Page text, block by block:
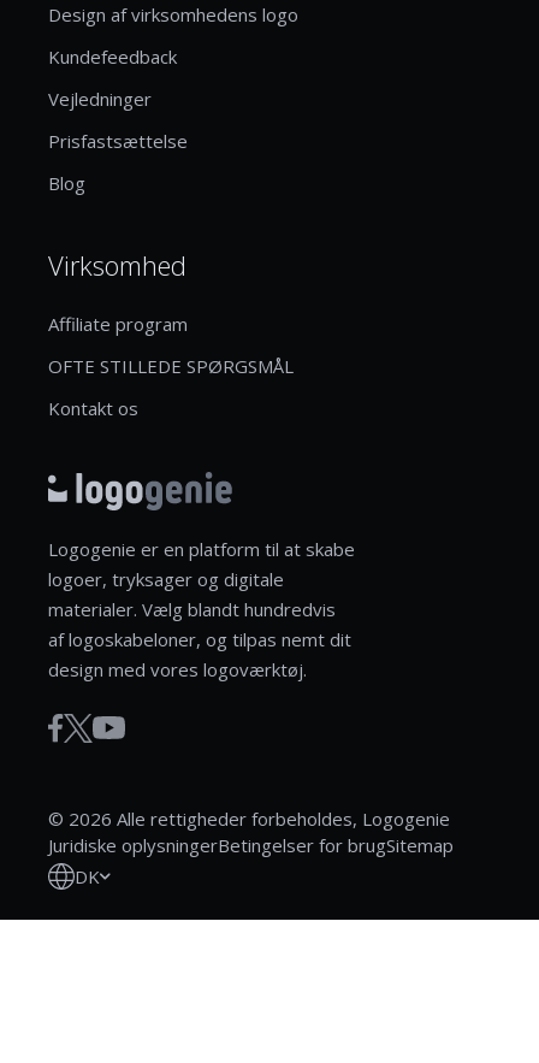
Design af virksomhedens logo
Kundefeedback
Vejledninger
Prisfastsættelse
Blog
Virksomhed
Affiliate program
OFTE STILLEDE SPØRGSMÅL
Kontakt os
Logogenie er en platform til at skabe
logoer, tryksager og digitale
materialer. Vælg blandt hundredvis
af logoskabeloner, og tilpas nemt dit
design med vores logoværktøj.
© 2026 Alle rettigheder forbeholdes, Logogenie
Juridiske oplysningerBetingelser for brugSitemap
DK